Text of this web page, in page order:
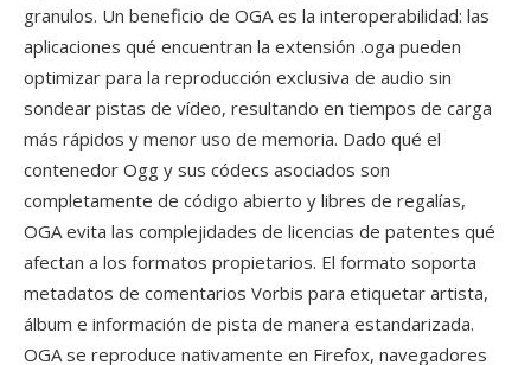
granulos. Un beneficio de OGA es la interoperabilidad: las
aplicaciones qué encuentran la extensión .oga pueden
optimizar para la reproducción exclusiva de audio sin
sondear pistas de vídeo, resultando en tiempos de carga
más rápidos y menor uso de memoria. Dado qué el
contenedor Ogg y sus códecs asociados son
completamente de código abierto y libres de regalías,
OGA evita las complejidades de licencias de patentes qué
afectan a los formatos propietarios. El formato soporta
metadatos de comentarios Vorbis para etiquetar artista,
álbum e información de pista de manera estandarizada.
OGA se reproduce nativamente en Firefox, navegadores